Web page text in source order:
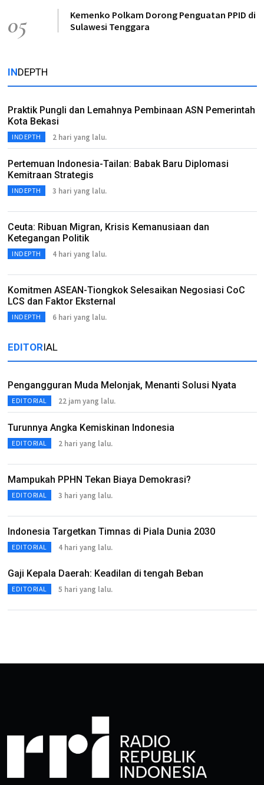
05
Kemenko Polkam Dorong Penguatan PPID di
Sulawesi Tenggara
INDEPTH
Praktik Pungli dan Lemahnya Pembinaan ASN Pemerintah
Kota Bekasi
INDEPTH 2 hari yang lalu.
Pertemuan Indonesia-Tailan: Babak Baru Diplomasi
Kemitraan Strategis
INDEPTH 3 hari yang lalu.
Ceuta: Ribuan Migran, Krisis Kemanusiaan dan
Ketegangan Politik
INDEPTH 4 hari yang lalu.
Komitmen ASEAN-Tiongkok Selesaikan Negosiasi CoC
LCS dan Faktor Eksternal
INDEPTH 6 hari yang lalu.
EDITORIAL
Pengangguran Muda Melonjak, Menanti Solusi Nyata
EDITORIAL 22 jam yang lalu.
Turunnya Angka Kemiskinan Indonesia
EDITORIAL 2 hari yang lalu.
Mampukah PPHN Tekan Biaya Demokrasi?
EDITORIAL 3 hari yang lalu.
Indonesia Targetkan Timnas di Piala Dunia 2030
EDITORIAL 4 hari yang lalu.
Gaji Kepala Daerah: Keadilan di tengah Beban
EDITORIAL 5 hari yang lalu.